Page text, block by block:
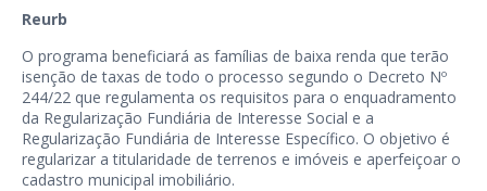
Reurb
O programa beneficiará as famílias de baixa renda que terão
isenção de taxas de todo o processo segundo o Decreto Nº
244/22 que regulamenta os requisitos para o enquadramento
da Regularização Fundiária de Interesse Social e a
Regularização Fundiária de Interesse Específico. O objetivo é
regularizar a titularidade de terrenos e imóveis e aperfeiçoar o
cadastro municipal imobiliário.